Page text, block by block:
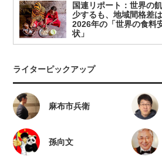
国連リポート：世界の
少するも、地域間格差
2026年の「世界の食料
状」
ライターピックアップ
麻布市兵衛
孫向文